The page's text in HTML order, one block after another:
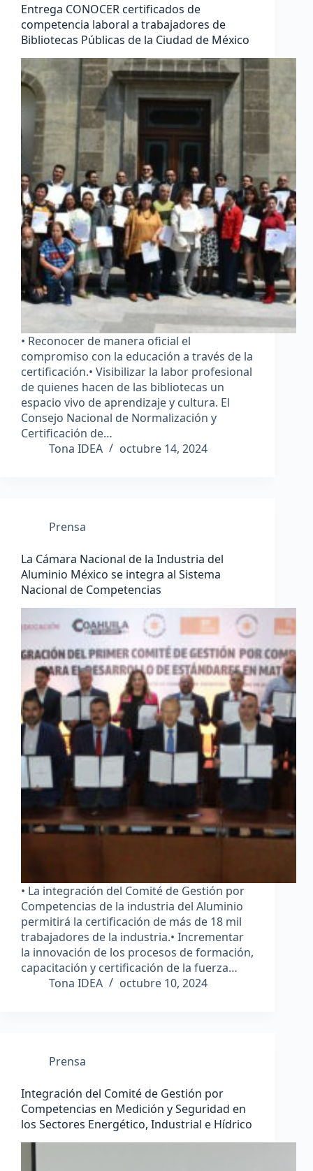
Entrega CONOCER certificados de
competencia laboral a trabajadores de
Bibliotecas Públicas de la Ciudad de México
• Reconocer de manera oficial el
compromiso con la educación a través de la
certificación.• Visibilizar la labor profesional
de quienes hacen de las bibliotecas un
espacio vivo de aprendizaje y cultura. El
Consejo Nacional de Normalización y
Certificación de…
Tona IDEA
octubre 14, 2024
Prensa
La Cámara Nacional de la Industria del
Aluminio México se integra al Sistema
Nacional de Competencias
• La integración del Comité de Gestión por
Competencias de la industria del Aluminio
permitirá la certificación de más de 18 mil
trabajadores de la industria.• Incrementar
la innovación de los procesos de formación,
capacitación y certificación de la fuerza…
Tona IDEA
octubre 10, 2024
Prensa
Integración del Comité de Gestión por
Competencias en Medición y Seguridad en
los Sectores Energético, Industrial e Hídrico